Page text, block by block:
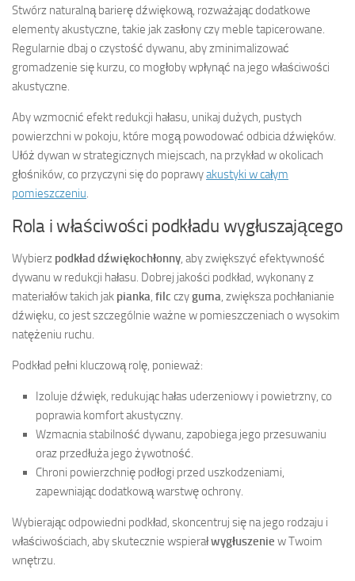
Stwórz naturalną barierę dźwiękową, rozważając dodatkowe
elementy akustyczne, takie jak zasłony czy meble tapicerowane.
Regularnie dbaj o czystość dywanu, aby zminimalizować
gromadzenie się kurzu, co mogłoby wpłynąć na jego właściwości
akustyczne.
Aby wzmocnić efekt redukcji hałasu, unikaj dużych, pustych
powierzchni w pokoju, które mogą powodować odbicia dźwięków.
Ułóż dywan w strategicznych miejscach, na przykład w okolicach
głośników, co przyczyni się do poprawyakustyki w całym
pomieszczeniu.
Rola i właściwości podkładu wygłuszającego
Wybierz podkład dźwiękochłonny, aby zwiększyć efektywność
dywanu w redukcji hałasu. Dobrej jakości podkład, wykonany z
materiałów takich jak pianka, filc czyguma, zwiększa pochłanianie
dźwięku, co jest szczególnie ważne w pomieszczeniach o wysokim
natężeniu ruchu.
Podkład pełni kluczową rolę, ponieważ:
Izoluje dźwięk, redukując hałas uderzeniowy i powietrzny, co
poprawia komfort akustyczny.
Wzmacnia stabilność dywanu, zapobiega jego przesuwaniu
oraz przedłuża jego żywotność.
Chroni powierzchnię podłogi przed uszkodzeniami,
zapewniając dodatkową warstwę ochrony.
Wybierając odpowiedni podkład, skoncentruj się na jego rodzaju i
właściwościach, aby skutecznie wspierałwygłuszenie w Twoim
wnętrzu.